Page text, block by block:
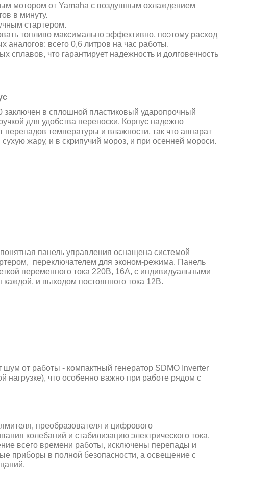
мотором от Yamaha с воздушным охлаждением
в минуту.
стартером.
топливо максимально эффективно, поэтому расход
аналогов: всего 0,6 литров на час работы.
сплавов, что гарантирует надежность и долговечность
заключен в сплошной пластиковый ударопрочный
для удобства переноски. Корпус надежно
перепадов температуры и влажности, так что аппарат
сухую жару, и в скрипучий мороз, и при осенней мороси.
панель управления оснащена системой
переключателем для эконом-режима. Панель
переменного тока 220В, 16А, с индивидуальными
каждой, и выходом постоянного тока 12В.
шум от работы - компактный генератор SDMO Inverter
нагрузке), что особенно важно при работе рядом с
преобразователя и цифрового
колебаний и стабилизацию электрического тока.
всего времени работы, исключены перепады и
приборы в полной безопасности, а освещение с